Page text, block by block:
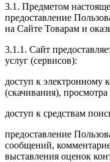
3.1. Предметом
предоставление
на Сайте Товарам и
3.1.1. Сайт
услуг (сервисов):
доступ к электронному
(скачивания), просмотра
доступ к средствам
предоставление
сообщений,
выставления оценок